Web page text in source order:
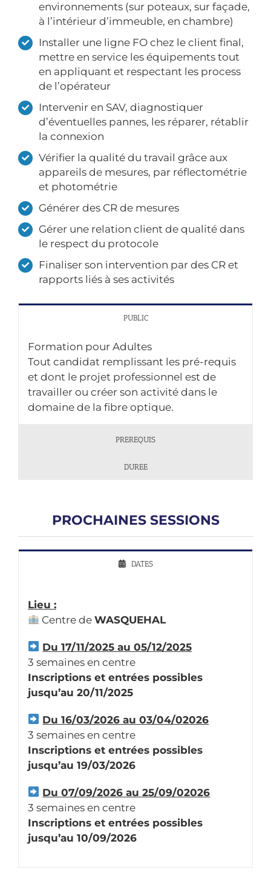
environnements (sur poteaux, sur façade,
à l’intérieur d’immeuble, en chambre)
Installer une ligne FO chez le client final,
mettre en service les équipements tout
en appliquant et respectant les process
de l’opérateur
Intervenir en SAV, diagnostiquer
d’éventuelles pannes, les réparer, rétablir
la connexion
Vérifier la qualité du travail grâce aux
appareils de mesures, par réflectométrie
et photométrie
Générer des CR de mesures
Gérer une relation client de qualité dans
le respect du protocole
Finaliser son intervention par des CR et
rapports liés à ses activités
PUBLIC
Formation pour Adultes
Tout candidat remplissant les pré-requis
et dont le projet professionnel est de
travailler ou créer son activité dans le
domaine de la fibre optique.
PREREQUIS
DUREE
PROCHAINES SESSIONS
DATES
Lieu :
Centre deWASQUEHAL
Du 17/11/2025 au 05/12/2025
3 semaines en centre
Inscriptions et entrées possibles
jusqu’au 20/11/2025
Du 16/03/2026 au 03/04/02026
3 semaines en centre
Inscriptions et entrées possibles
jusqu’au 19/03/2026
Du 07/09/2026 au 25/09/02026
3 semaines en centre
Inscriptions et entrées possibles
jusqu’au 10/09/2026